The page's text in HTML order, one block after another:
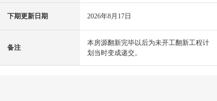
下期更新日期 2026年8月17日
备注
本房源翻新完毕以后为未开工翻新工程计
划当时变成递交。